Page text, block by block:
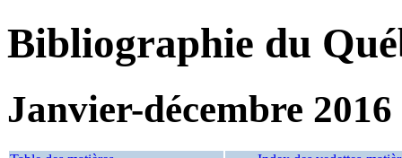
Bibliographie du
Janvier-décembre 2016